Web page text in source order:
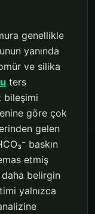
genellikle
yanında
ve silika
ters
bileşimi
göre çok
gelen
baskın
etmiş
daha belirgin
yalnızca